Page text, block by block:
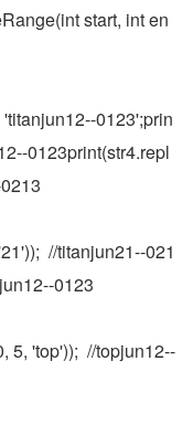
start, int en
0123';prin
0123print(str4.repl
//titanjun21--021
0123
5, 'top'));  //topjun12--